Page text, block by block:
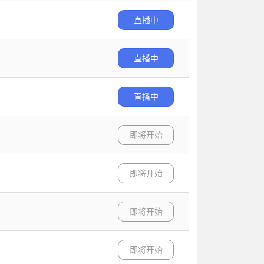
直播中
直播中
直播中
即将开始
即将开始
即将开始
即将开始